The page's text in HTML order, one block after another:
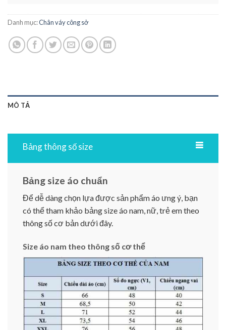
Danh mục:Chân váy công sở
MÔ TẢ
Bảng thông số size
Bảng size áo chuẩn
Để dễ dàng chọn lựa được sản phẩm áo ưng ý, bạn
có thể tham khảo bảng size áo nam, nữ, trẻ em theo
thông số cơ bản dưới đây.
Size áo nam theo thông số cơ thể